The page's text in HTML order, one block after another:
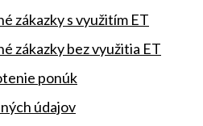
zákazky s využitím ET
zákazky bez využitia ET
ponúk
údajov